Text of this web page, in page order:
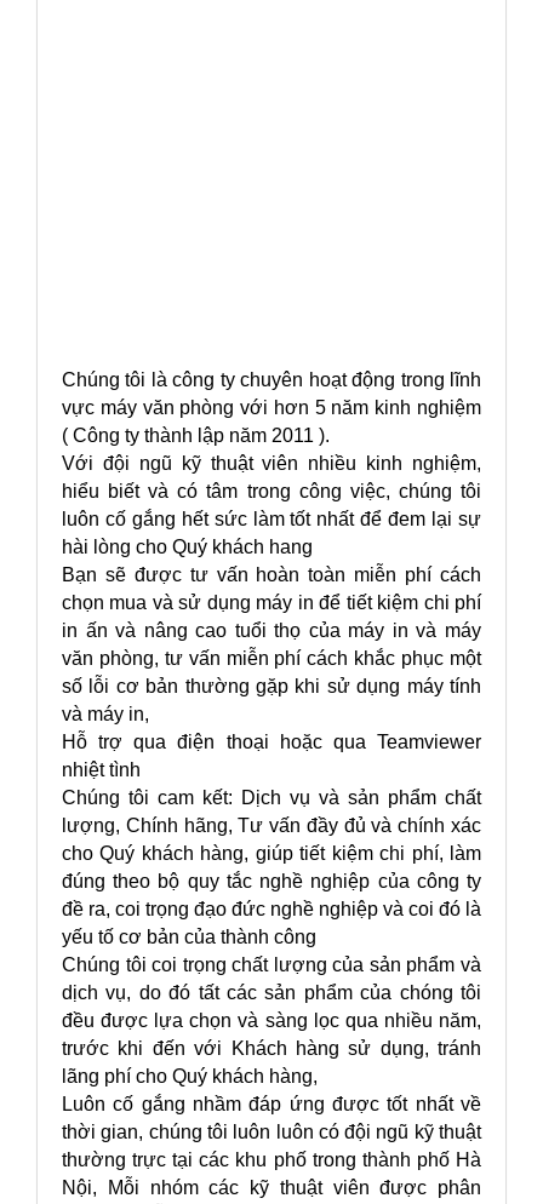
Chúng tôi là công ty chuyên hoạt động trong lĩnh
vực máy văn phòng với hơn 5 năm kinh nghiệm
( Công ty thành lập năm 2011 ).
Với đội ngũ kỹ thuật viên nhiều kinh nghiệm,
hiểu biết và có tâm trong công việc, chúng tôi
luôn cố gắng hết sức làm tốt nhất để đem lại sự
hài lòng cho Quý khách hang
Bạn sẽ được tư vấn hoàn toàn miễn phí cách
chọn mua và sử dụng máy in để tiết kiệm chi phí
in ấn và nâng cao tuổi thọ của máy in và máy
văn phòng, tư vấn miễn phí cách khắc phục một
số lỗi cơ bản thường gặp khi sử dụng máy tính
và máy in,
Hỗ trợ qua điện thoại hoặc qua Teamviewer
nhiệt tình
Chúng tôi cam kết: Dịch vụ và sản phẩm chất
lượng, Chính hãng, Tư vấn đầy đủ và chính xác
cho Quý khách hàng, giúp tiết kiệm chi phí, làm
đúng theo bộ quy tắc nghề nghiệp của công ty
đề ra, coi trọng đạo đức nghề nghiệp và coi đó là
yếu tố cơ bản của thành công
Chúng tôi coi trọng chất lượng của sản phẩm và
dịch vụ, do đó tất các sản phẩm của chóng tôi
đều được lựa chọn và sàng lọc qua nhiều năm,
trước khi đến với Khách hàng sử dụng, tránh
lãng phí cho Quý khách hàng,
Luôn cố gắng nhầm đáp ứng được tốt nhất về
thời gian, chúng tôi luôn luôn có đội ngũ kỹ thuật
thường trực tại các khu phố trong thành phố Hà
Nội, Mỗi nhóm các kỹ thuật viên được phân